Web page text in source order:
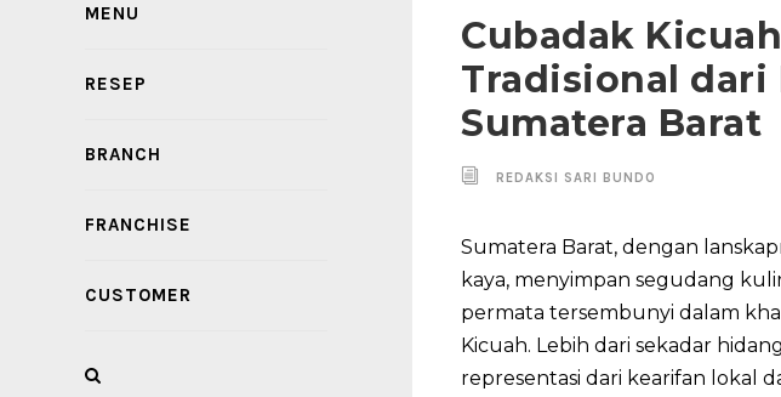
MENU
RESEP
BRANCH
FRANCHISE
CUSTOMER
Cubadak
Tradisional dari
Sumatera Barat
REDAKSI SARI BUNDO
Sumatera Barat, dengan
kaya, menyimpan segudang
permata tersembunyi dalam
Kicuah. Lebih dari sekadar
representasi dari kearifan lokal